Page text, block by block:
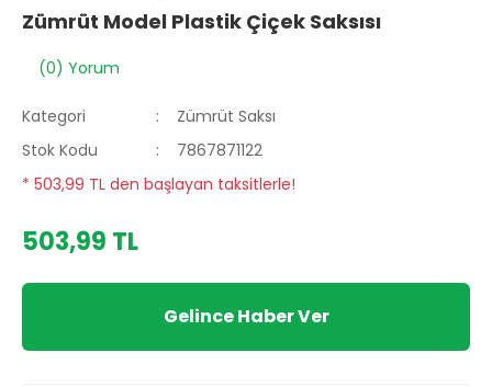
Zümrüt Model Plastik Çiçek Saksısı
(0) Yorum
Kategori
Zümrüt Saksı
Stok Kodu
7867871122
* 503,99 TL den başlayan taksitlerle!
503,99 TL
Gelince Haber Ver